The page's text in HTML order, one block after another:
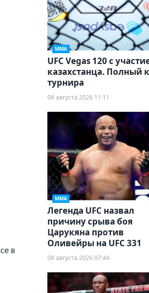
в
ММА
UFC Vegas 120 с
казахстанца. Полный
турнира
08 августа 2026 11:11
ММА
Легенда UFC назвал
причину срыва боя
Царукяна против
Оливейры на UFC 331
08 августа 2026 07:44